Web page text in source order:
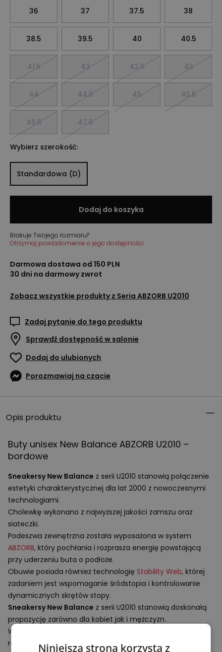
36 37 37.5 38
38.5 39.5 40 40.5
41.5 42 42.5 43
44 44.5 45 45.5
46.5 47.5
Wybierz szerokość:
Standardowa (D)
Dodaj do koszyka
Brakuje Twojego rozmiaru?
Otrzymaj powiadomienie o jego dostępności
Darmowa dostawa od 150 PLN
30 dni na darmowy zwrot
Zobacz wszystkie produkty z Seria ABZORB U2010
Zadaj pytanie do tego produktu
Sprawdź dostępność w salonie
Dodaj do ulubionych
Porozmawiaj na czacie
Opis produktu
Buty unisex New Balance ABZORB U2010 –
bordowe
Sneakersy New Balance z serii U2010 stanowią połączenie
estetyki charakterystycznej dla lat 2000 z nowoczesnymi
technologiami.
Cholewkę wykonano z najwyższej jakości zamszu oraz
siateczki.
Podeszwa zewnętrzna została wyposażona w system
ABZORB, który pochłania i rozprasza energię powstającą
przy uderzeniu buta o podłoże.
Obuwie posiada również technologię Stability Web, której
zadaniem jest wspomaganie śródstopia i kontrolowanie
dynamicznych skrętów stopy.
Sneakersy New Balance z serii U2010 stanowią doskonałą
propozycję zarówno dla kobiet jak i mężczyzn.
Wyróżniają się ciekawym designem oraz zaawansowanymi
rozwiązaniami technologicznymi.
Niniejsza strona korzysta z